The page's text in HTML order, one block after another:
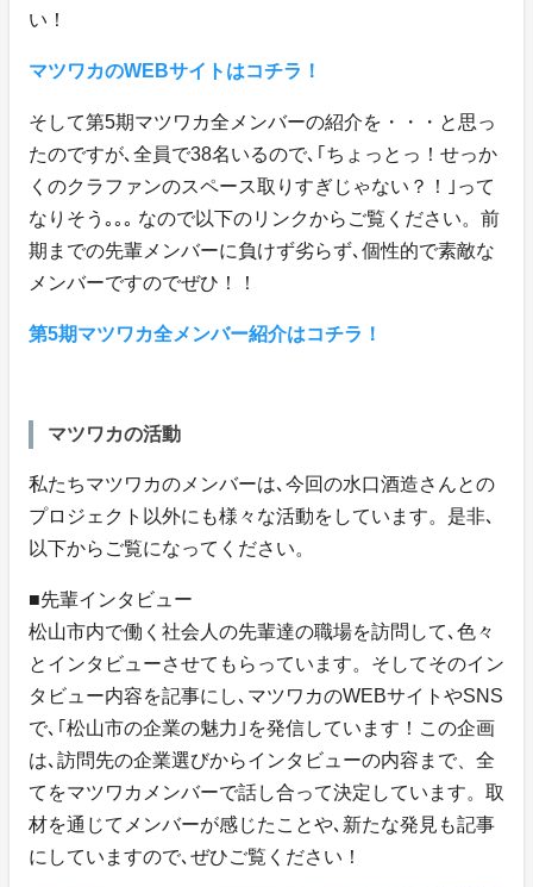
い！
マツワカのWEBサイトはコチラ！
そして第5期マツワカ全メンバーの紹介を・・・と思っ
たのですが､全員で38名いるので､｢ちょっとっ！せっか
くのクラファンのスペース取りすぎじゃない？！｣って
なりそう｡｡｡ なので以下のリンクからご覧ください。前
期までの先輩メンバーに負けず劣らず､個性的で素敵な
メンバーですのでぜひ！！
第5期マツワカ全メンバー紹介はコチラ！
マツワカの活動
私たちマツワカのメンバーは､今回の水口酒造さんとの
プロジェクト以外にも様々な活動をしています。是非､
以下からご覧になってください。
■先輩インタビュー
松山市内で働く社会人の先輩達の職場を訪問して､色々
とインタビューさせてもらっています。そしてそのイン
タビュー内容を記事にし､マツワカのWEBサイトやSNS
で､｢松山市の企業の魅力｣を発信しています！この企画
は､訪問先の企業選びからインタビューの内容まで、全
てをマツワカメンバーで話し合って決定しています。取
材を通じてメンバーが感じたことや､新たな発見も記事
にしていますので､ぜひご覧ください！